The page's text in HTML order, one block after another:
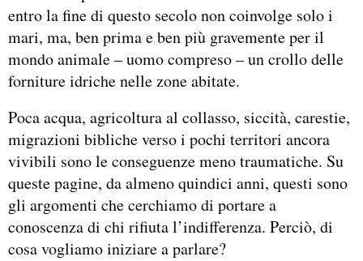
entro la fine di questo secolo non coinvolge solo i
mari, ma, ben prima e ben più gravemente per il
mondo animale – uomo compreso – un crollo delle
forniture idriche nelle zone abitate.
Poca acqua, agricoltura al collasso, siccità, carestie,
migrazioni bibliche verso i pochi territori ancora
vivibili sono le conseguenze meno traumatiche. Su
queste pagine, da almeno quindici anni, questi sono
gli argomenti che cerchiamo di portare a
conoscenza di chi rifiuta l’indifferenza. Perciò, di
cosa vogliamo iniziare a parlare?